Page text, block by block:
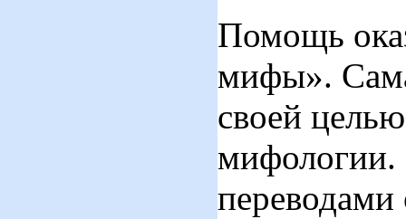
Помощь
мифы». Сама
своей
мифологии.